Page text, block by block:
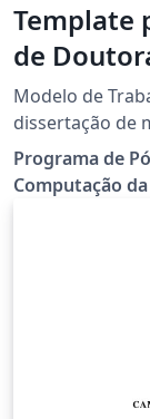
Template
de
Modelo de
dissertação de
geral) em
Informacao e
Modelo de
http://
mentos/
Programa de
Computação da